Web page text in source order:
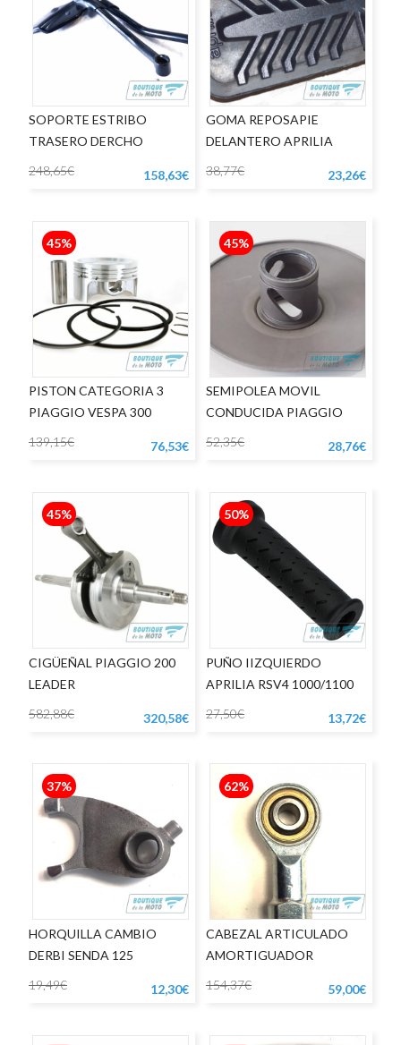
SOPORTE ESTRIBO
TRASERO DERCHO
248,65€ 158,63€
GOMA REPOSAPIE
DELANTERO APRILIA
38,77€ 23,26€
45%
PISTON CATEGORIA 3
PIAGGIO VESPA 300
139,15€
76,53€
45%
SEMIPOLEA MOVIL
CONDUCIDA PIAGGIO
LIBERTY - VESPA LX125
52,35€ 28,76€
45%
CIGÜEÑAL PIAGGIO 200
LEADER
582,88€
320,58€
50%
PUÑO IIZQUIERDO
APRILIA RSV4 1000/1100
27,50€
13,72€
37%
HORQUILLA CAMBIO
DERBI SENDA 125
19,49€
12,30€
62%
CABEZAL ARTICULADO
AMORTIGUADOR
154,37€ 59,00€